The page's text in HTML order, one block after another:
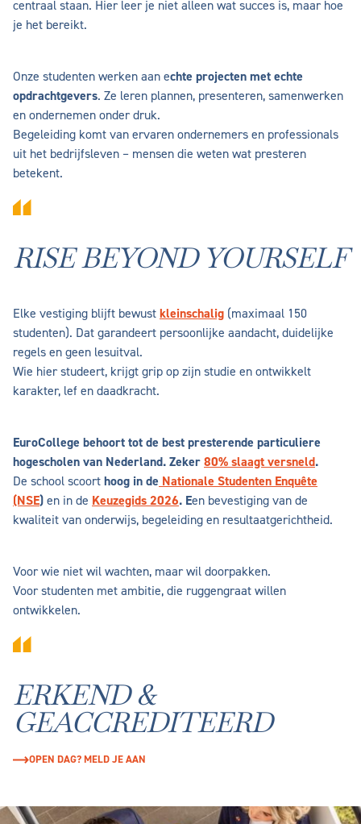
centraal staan. Hier leer je niet alleen wat succes is, maar hoe
je het bereikt.
Onze studenten werken aan echte projecten met echte
opdrachtgevers. Ze leren plannen, presenteren, samenwerken
en ondernemen onder druk.
Begeleiding komt van ervaren ondernemers en professionals
uit het bedrijfsleven – mensen die weten wat presteren
betekent.
RISE BEYOND YOURSELF
Elke vestiging blijft bewust kleinschalig (maximaal 150
studenten). Dat garandeert persoonlijke aandacht, duidelijke
regels en geen lesuitval.
Wie hier studeert, krijgt grip op zijn studie en ontwikkelt
karakter, lef en daadkracht.
EuroCollege behoort tot de best presterende particuliere
hogescholen van Nederland. Zeker 80% slaagt versneld.
De school scoort hoog in de Nationale Studenten Enquête
(NSE) en in de Keuzegids 2026. Een bevestiging van de
kwaliteit van onderwijs, begeleiding en resultaatgerichtheid.
Voor wie niet wil wachten, maar wil doorpakken.
Voor studenten met ambitie, die ruggengraat willen
ontwikkelen.
ERKEND &
GEACCREDITEERD
OPEN DAG? MELD JE AAN